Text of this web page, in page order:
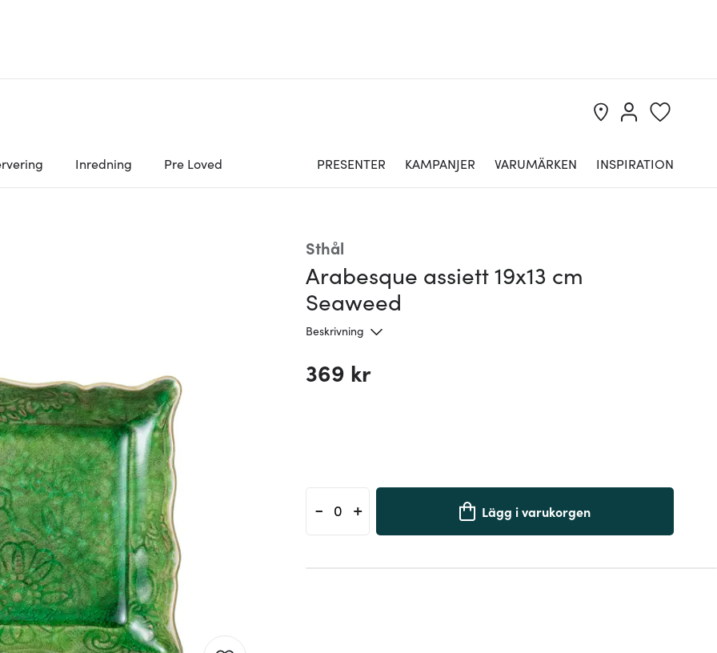
Inredning Pre Loved PRESENTER KAMPANJER VARUMÄRKEN INSPIRATION
Sthål
Arabesque assiett 19x13 cm
Seaweed
Beskrivning
369 kr
- + Lägg i varukorgen